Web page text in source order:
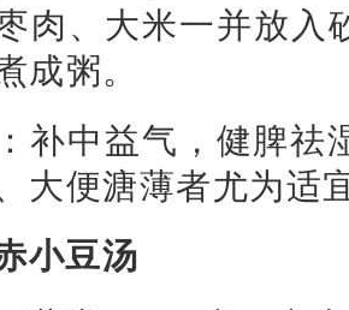
肉、大米一并放入
成粥。
补中益气，健脾祛
大便溏薄者尤为适
小豆汤